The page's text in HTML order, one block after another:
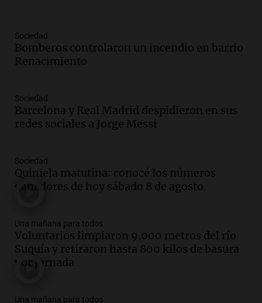
Una mañana para todos
Episodios
Vargas en 2007
Una mañana para todos
Episodios
las nuevas detenciones: "En esa casa
todos tenían algo que ver"
Una mañana para todos
Audio.
Una nutricionista derribó el mito
del desayuno ideal: qué alimentos
conviene priorizar
Una mañana para todos
Sociedad
Bomberos controlaron un incendio en barrio
Renacimiento
Sociedad
Barcelona y Real Madrid despidieron en sus
redes sociales a Jorge Messi
Sociedad
Quiniela matutina: conocé los números
ganadores de hoy sábado 8 de agosto.
Una mañana para todos
Voluntarios limpiaron 9.000 metros del río
Suquía y retiraron hasta 800 kilos de basura
por jornada
Una mañana para todos